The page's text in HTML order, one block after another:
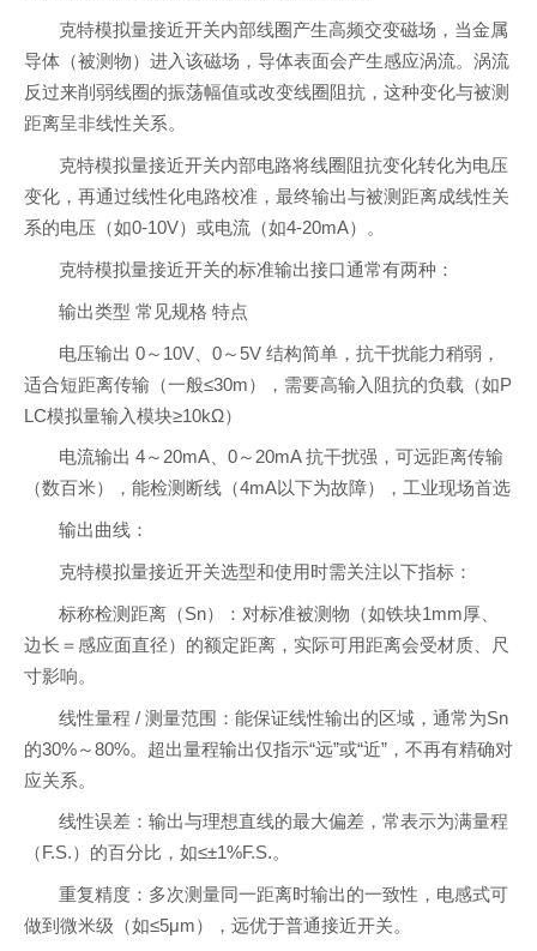
克特模拟量接近开关内部线圈产生高频交变磁场，当金属
导体（被测物）进入该磁场，导体表面会产生感应涡流。涡流
反过来削弱线圈的振荡幅值或改变线圈阻抗，这种变化与被测
距离呈非线性关系。
克特模拟量接近开关内部电路将线圈阻抗变化转化为电压
变化，再通过线性化电路校准，最终输出与被测距离成线性关
系的电压（如0-10V）或电流（如4-20mA）。
克特模拟量接近开关的标准输出接口通常有两种：
输出类型 常见规格 特点
电压输出 0～10V、0～5V 结构简单，抗干扰能力稍弱，
适合短距离传输（一般≤30m），需要高输入阻抗的负载（如P
LC模拟量输入模块≥10kΩ）
电流输出 4～20mA、0～20mA 抗干扰强，可远距离传输
（数百米），能检测断线（4mA以下为故障），工业现场首选
输出曲线：
克特模拟量接近开关选型和使用时需关注以下指标：
标称检测距离（Sn）：对标准被测物（如铁块1mm厚、
边长＝感应面直径）的额定距离，实际可用距离会受材质、尺
寸影响。
线性量程 / 测量范围：能保证线性输出的区域，通常为Sn
的30%～80%。超出量程输出仅指示“远”或“近”，不再有精确对
应关系。
线性误差：输出与理想直线的最大偏差，常表示为满量程
（F.S.）的百分比，如≤±1%F.S.。
重复精度：多次测量同一距离时输出的一致性，电感式可
做到微米级（如≤5μm），远优于普通接近开关。